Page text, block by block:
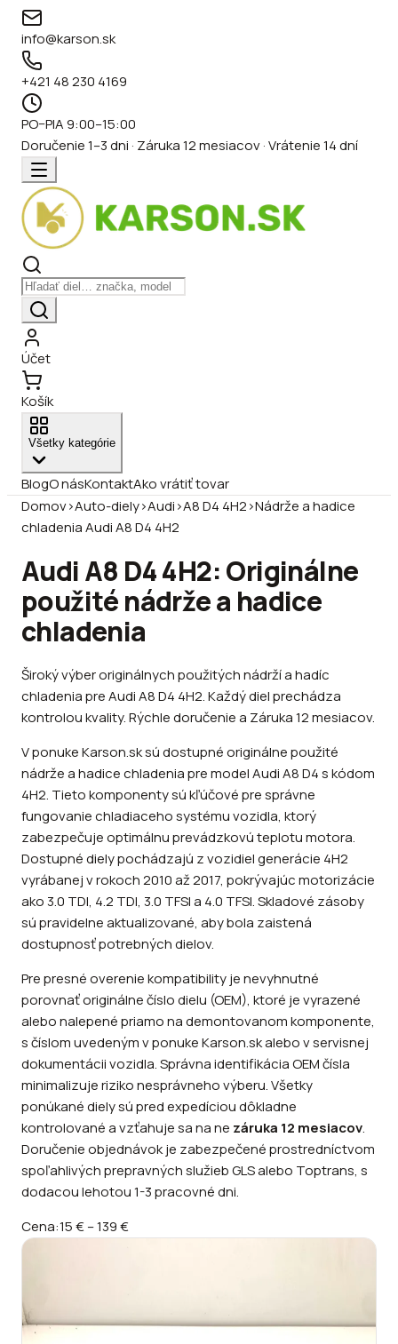
info@karson.sk
+421 48 230 4169
PO–PIA 9:00–15:00
Doručenie 1–3 dni · Záruka 12 mesiacov · Vrátenie 14 dní
Účet
Košík
Všetky kategórie
BlogO násKontaktAko vrátiť tovar
Domov›Auto-diely›Audi›A8 D4 4H2›Nádrže a hadice
chladenia Audi A8 D4 4H2
Audi A8 D4 4H2: Originálne
použité nádrže a hadice
chladenia
Široký výber originálnych použitých nádrží a hadíc
chladenia pre Audi A8 D4 4H2. Každý diel prechádza
kontrolou kvality. Rýchle doručenie a Záruka 12 mesiacov.
V ponuke Karson.sk sú dostupné originálne použité
nádrže a hadice chladenia pre model Audi A8 D4 s kódom
4H2. Tieto komponenty sú kľúčové pre správne
fungovanie chladiaceho systému vozidla, ktorý
zabezpečuje optimálnu prevádzkovú teplotu motora.
Dostupné diely pochádzajú z vozidiel generácie 4H2
vyrábanej v rokoch 2010 až 2017, pokrývajúc motorizácie
ako 3.0 TDI, 4.2 TDI, 3.0 TFSI a 4.0 TFSI. Skladové zásoby
sú pravidelne aktualizované, aby bola zaistená
dostupnosť potrebných dielov.
Pre presné overenie kompatibility je nevyhnutné
porovnať originálne číslo dielu (OEM), ktoré je vyrazené
alebo nalepené priamo na demontovanom komponente,
s číslom uvedeným v ponuke Karson.sk alebo v servisnej
dokumentácii vozidla. Správna identifikácia OEM čísla
minimalizuje riziko nesprávneho výberu. Všetky
ponúkané diely sú pred expedíciou dôkladne
kontrolované a vzťahuje sa na ne záruka 12 mesiacov.
Doručenie objednávok je zabezpečené prostredníctvom
spoľahlivých prepravných služieb GLS alebo Toptrans, s
dodacou lehotou 1-3 pracovné dni.
Cena:15 €–139 €